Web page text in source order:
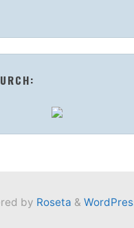
by Roseta &